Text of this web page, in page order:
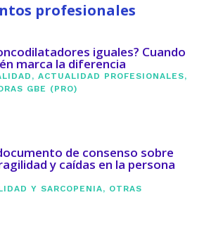
profesionales
iguales? Cuando
marca la diferencia
,ACTUALIDAD PROFESIONALES,
GBE (PRO)
de consenso sobre
y caídas en la persona
Y SARCOPENIA, OTRAS